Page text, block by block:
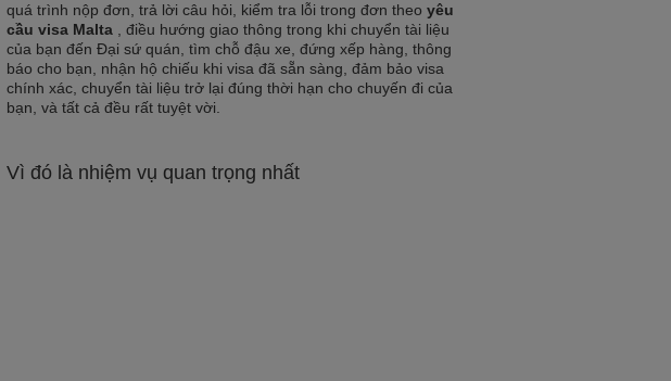
quá trình nộp đơn, trả lời câu hỏi, kiểm tra lỗi trong đơn theo yêu
cầu visa Malta
, điều hướng giao thông trong khi chuyển tài liệu
của bạn đến Đại sứ quán, tìm chỗ đậu xe, đứng xếp hàng, thông
báo cho bạn, nhận hộ chiếu khi visa đã sẵn sàng, đảm bảo visa
chính xác, chuyển tài liệu trở lại đúng thời hạn cho chuyến đi của
bạn, và tất cả đều rất tuyệt vời.
Vì đó là nhiệm vụ quan trọng nhất